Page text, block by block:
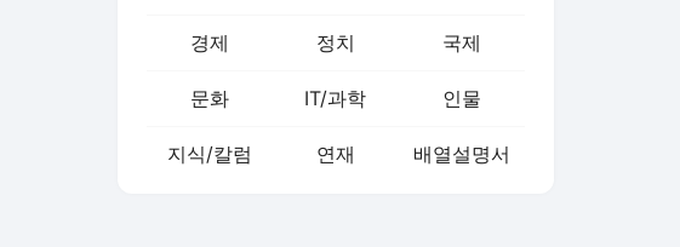
경제 정치 국제
문화 IT/과학 인물
지식/칼럼 연재 배열설명서